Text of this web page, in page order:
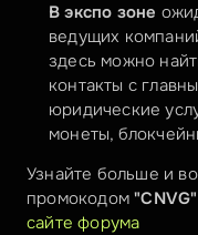
В экспо зоне
ведущих
здесь можно
контакты с
юридические
монеты,
Узнайте больше и
промокодом
сайте форума